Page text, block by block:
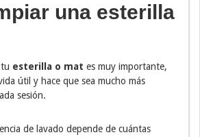
una esterilla
esterilla o mat es muy importante,
útil y hace que sea mucho más
sesión.
de lavado depende de cuántas